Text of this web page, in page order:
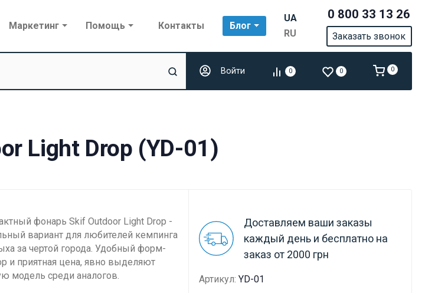
Маркетинг Помощь Контакты Блог
UA
RU
0 800 33 13 26
Заказать звонок
Войти 0 0 0
Light Drop (YD-01)
фонарь Skif Outdoor Light Drop -
вариант для любителей кемпинга
за чертой города. Удобный форм-
и приятная цена, явно выделяют
модель среди аналогов.
Доставляем ваши заказы
каждый день и бесплатно на
заказ от 2000 грн
Артикул: YD-01